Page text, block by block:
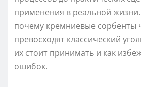
применения в реальной
почему кремниевые сорбенты
превосходят классический
их стоит принимать и как
ошибок.